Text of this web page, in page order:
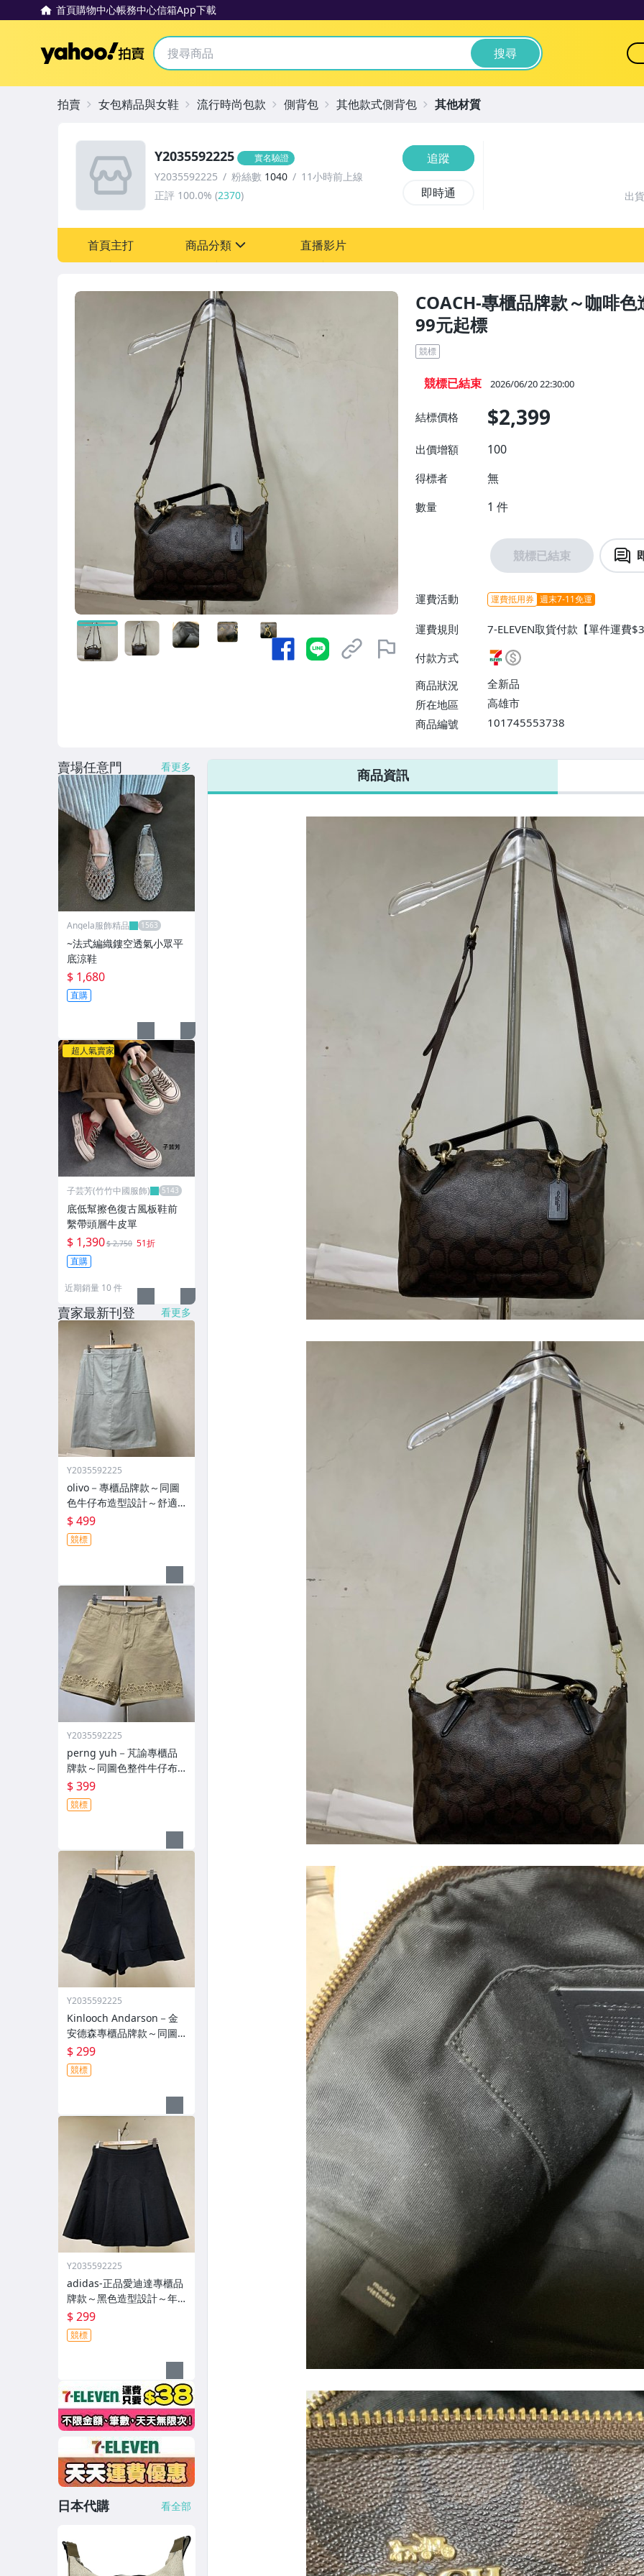
首頁購物中心帳務中心信箱App下載
Yahoo拍賣 搜尋
COACH-專櫃品牌款～咖啡
99元起標
競標
競標已結束 2026/06/20 22:30:00
結標價格 $2,399
出價增額 100
得標者 無
數量 1 件
競標已結束
運費活動 運費抵用券 週末7-11免運
運費規則
7-ELEVEN取貨付款【單件運費
滿$3000免運費】
付款方式
商品狀況
全新品
所在地區
高雄市
商品編號
101745553738
7-ELEVEN 運費只要38元
Y2035592225 實名驗證
Y2035592225 粉絲數 1040
11小時前上線
正評 100.0% (2370)
追蹤
即時通 出
首頁主打 商品分類
女包精品與女鞋
直播影片
拍賣 女包精品與女鞋 流行時尚包款 側背包 其他款式側背包 其他材質
商品資訊
賣場任意門 看更多
Angela服飾精品
~法式編織鏤空透氣小眾平
底涼鞋
$ 1,680
直購
超人氣賣家
子芸芳(竹竹中國服飾)
底低幫擦色復古風板鞋前
繫帶頭層牛皮單
$ 1,390$ 2,750 51折
直購
近期銷量 10 件
賣家最新刊登 看更多
Y2035592225
olivo－專櫃品牌款～同圖
色牛仔布造型設計～舒適
裙子499元起標
$ 499
競標
Y2035592225
perng yuh－芃諭專櫃品
牌款～同圖色整件牛仔布
配刺繡設計～時尚５分褲4
99元起標
$ 399
競標
Y2035592225
Kinlooch Andarson－金
安德森專櫃品牌款～同圖
色配格紋設計～年輕款褲
裙399元起標
$ 299
競標
Y2035592225
adidas-正品愛迪達專櫃品
牌款～黑色造型設計～年
輕款裙子299元起標
$ 299
競標
日本代購 看全部